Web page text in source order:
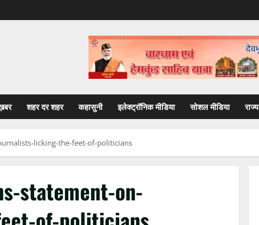
शहर दर शहर कहासुनी इलेक्ट्रॉनिक मीडिया सोशल मीडिया राज्य
licking-the-feet-of-politicians
statement-on-